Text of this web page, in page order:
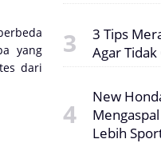
yang
dari
3 Tips
Agar
New
Lebih